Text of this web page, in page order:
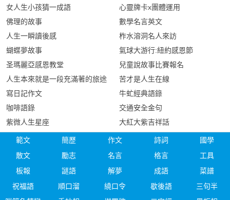
女人生小孩猜一成語
佛理的故事
人生一瞬讀後感
蝴蝶夢故事
圣瑪麗亞感恩教堂
人生本來就是一段充滿著的旅途
寫日記作文
咖啡語錄
紫微人生星座
心靈牌卡x團體運用
數學名言英文
柞水溶洞名人來訪
氣球大游行:紐約感恩節
兒童說故事比賽報名
苦才是人生在線
牛虻經典語錄
交通安全金句
大紅大紫吉祥話
範文 簡歷 作文 詩詞
國學
散文
勵志 名言 格言
工具
板報
謎語 解夢 成語
菜譜
祝福語
順口溜 繞口令 歇後語
三句半